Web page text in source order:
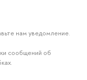
нам уведомление.
сообщений об